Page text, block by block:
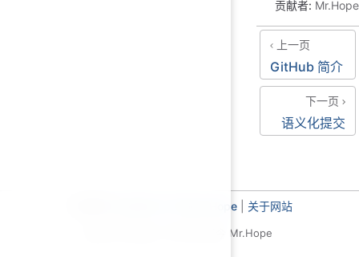
贡献者: Mr.Hope
上一页
GitHub 简介
下一页
语义化提交
VuePress Theme Hope| 关于网站
基于 MIT 协议，© 2019-至今 Mr.Hope